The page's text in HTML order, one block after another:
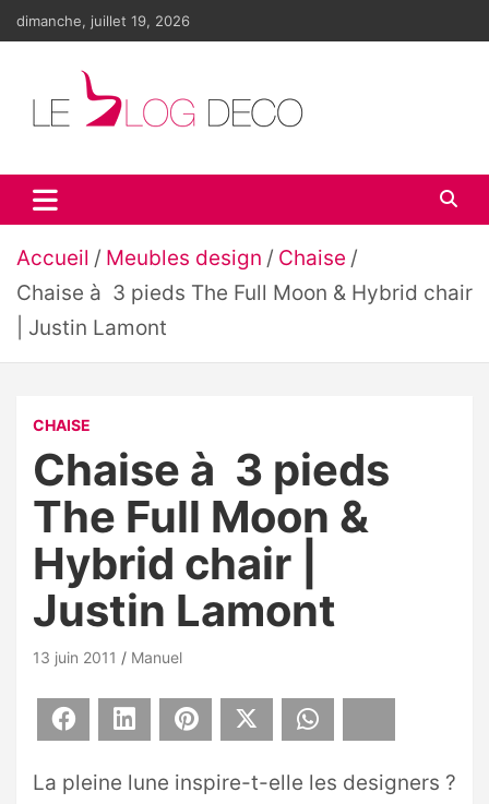
Aller
dimanche, juillet 19, 2026
Le blog déco
LE blog de la décoration d'intérieur et du design
Accueil Meubles design
Chaise
Chaise à 3 pieds The Full Moon & Hybrid chair
| Justin Lamont
CHAISE
Chaise à 3 pieds
The Full Moon &
Hybrid chair |
Justin Lamont
13 juin 2011 Manuel
Facebook LinkedIn Pinterest
La pleine lune inspire-t-elle les designers ?